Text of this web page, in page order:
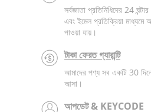
সর্বজ্ঞাতা প্রতিনিধিদের 24
এবং ইমেল প্রতিক্রিয়া মাধ্যমে
পাওয়া যায়।
টাকা ফেরত গ্যারান্টি
আমাদের পণ্য সব একটি 30
আসা।
আপডেট & KEYCODE